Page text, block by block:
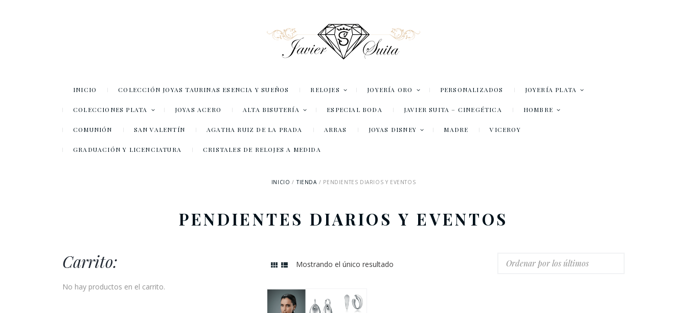
INICIO COLECCIÓN JOYAS TAURINAS ESENCIA Y SUEÑOS RELOJES JOYERÍA ORO PERSONALIZADOS JOYERÍA PLATA
COLECCIONES PLATA JOYAS ACERO ALTA BISUTERÍA ESPECIAL BODA JAVIER SUITA – CINEGÉTICA HOMBRE
COMUNIÓN SAN VALENTÍN AGATHA RUIZ DE LA PRADA ARRAS JOYAS DISNEY MADRE VICEROY
GRADUACIÓN Y LICENCIATURA CRISTALES DE RELOJES A MEDIDA
INICIO TIENDA PENDIENTES DIARIOS Y EVENTOS
PENDIENTES DIARIOS Y EVENTOS
Mostrando el único resultado
Carrito:
No hay productos en el carrito.